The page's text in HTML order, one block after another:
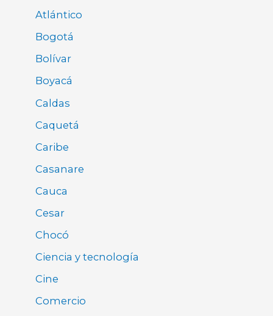
Atlántico
Bogotá
Bolívar
Boyacá
Caldas
Caquetá
Caribe
Casanare
Cauca
Cesar
Chocó
Ciencia y tecnología
Cine
Comercio